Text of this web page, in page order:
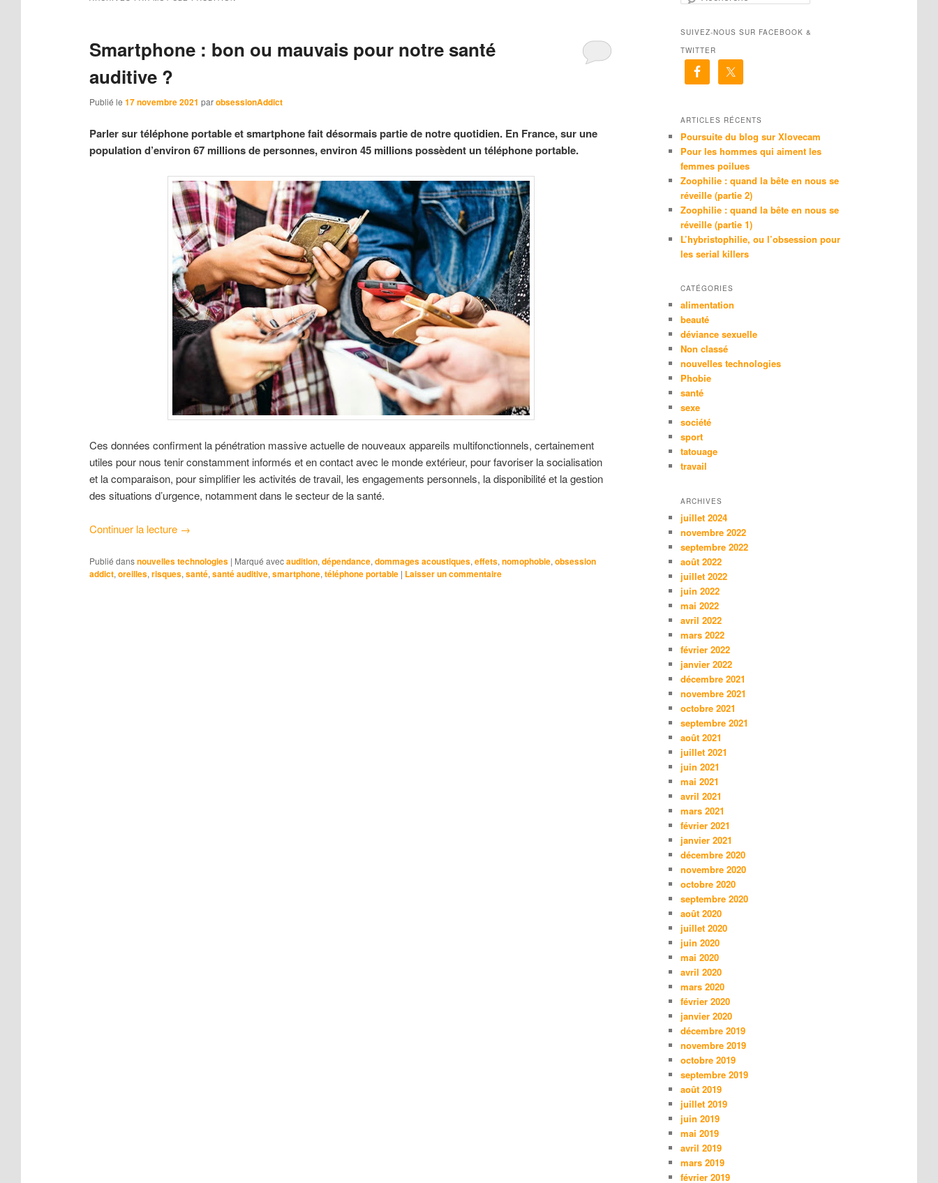
Smartphone : bon ou mauvais pour notre santé
auditive ?
Publié le 17 novembre 2021 parobsessionAddict
Parler sur téléphone portable et smartphone fait désormais partie de notre quotidien. En France, sur une
population d’environ 67 millions de personnes, environ 45 millions possèdent un téléphone portable.
Ces données confirment la pénétration massive actuelle de nouveaux appareils multifonctionnels, certainement
utiles pour nous tenir constamment informés et en contact avec le monde extérieur, pour favoriser la socialisation
et la comparaison, pour simplifier les activités de travail, les engagements personnels, la disponibilité et la gestion
des situations d’urgence, notamment dans le secteur de la santé.
Continuer la lecture →
Publié dans nouvelles technologies | Marqué avec audition, dépendance, dommages acoustiques, effets, nomophobie, obsession
addict, oreilles, risques, santé, santé auditive, smartphone, téléphone portable | Laisser un commentaire
h
e
h
SUIVEZ-NOUS SUR FACEBOOK &
TWITTER
ARTICLES RÉCENTS
Poursuite du blog sur Xlovecam
Pour les hommes qui aiment les
femmes poilues
Zoophilie : quand la bête en nous se
réveille (partie 2)
Zoophilie : quand la bête en nous se
réveille (partie 1)
L’hybristophilie, ou l’obsession pour
les serial killers
CATÉGORIES
alimentation
beauté
déviance sexuelle
Non classé
nouvelles technologies
Phobie
santé
sexe
société
sport
tatouage
travail
ARCHIVES
juillet 2024
novembre 2022
septembre 2022
août 2022
juillet 2022
juin 2022
mai 2022
avril 2022
mars 2022
février 2022
janvier 2022
décembre 2021
novembre 2021
octobre 2021
septembre 2021
août 2021
juillet 2021
juin 2021
mai 2021
avril 2021
mars 2021
février 2021
janvier 2021
décembre 2020
novembre 2020
octobre 2020
septembre 2020
août 2020
juillet 2020
juin 2020
mai 2020
avril 2020
mars 2020
février 2020
janvier 2020
décembre 2019
novembre 2019
octobre 2019
septembre 2019
août 2019
juillet 2019
juin 2019
mai 2019
avril 2019
mars 2019
février 2019